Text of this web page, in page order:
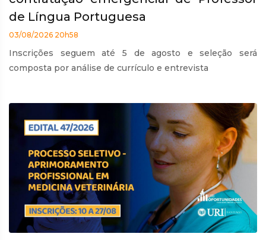
de Língua Portuguesa
03/08/2026 20h58
Inscrições seguem até 5 de agosto e seleção será
composta por análise de currículo e entrevista